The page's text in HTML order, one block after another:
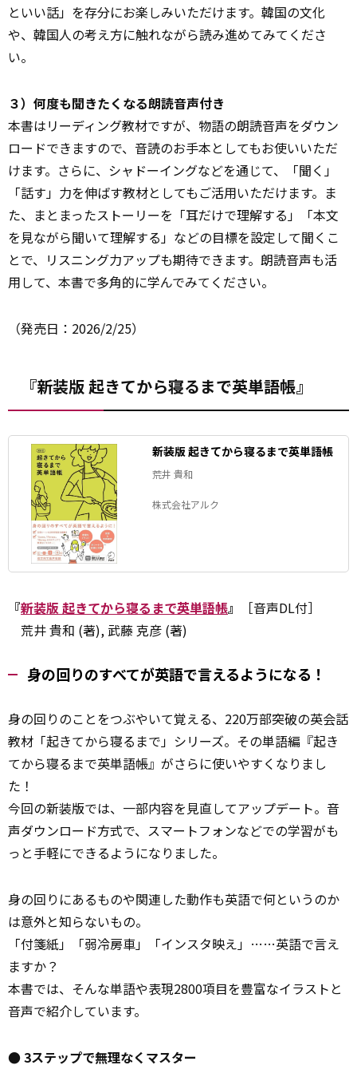
といい話」を存分にお楽しみいただけます。韓国の文化
や、韓国人の考え方に触れながら読み進めてみてくださ
い。
３）何度も聞きたくなる朗読音声付き
本書はリーディング教材ですが、物語の朗読音声をダウン
ロードできますので、音読のお手本としてもお使いいただ
けます。さらに、シャドーイングなどを通じて、「聞く」
「話す」力を伸ばす教材としてもご活用いただけます。ま
た、まとまったストーリーを「耳だけで理解する」「本文
を見ながら聞いて理解する」などの目標を設定して聞くこ
とで、リスニング力アップも期待できます。朗読音声も活
用して、本書で多角的に学んでみてください。
（発売日：2026/2/25）
『新装版 起きてから寝るまで英単語帳』
新装版 起きてから寝るまで英単語帳
荒井 貴和
株式会社アルク
『新装版 起きてから寝るまで英単語帳』
［音声DL付］
荒井 貴和 (著), 武藤 克彦 (著)
身の回りのすべてが英語で言えるようになる！
身の回りのことをつぶやいて覚える、220万部突破の英会話
教材「起きてから寝るまで」シリーズ。その単語編『起き
てから寝るまで英単語帳』がさらに使いやすくなりまし
た！
今回の新装版では、一部内容を見直してアップデート。音
声ダウンロード方式で、スマートフォンなどでの学習がも
っと手軽にできるようになりました。
身の回りにあるものや関連した動作も英語で何というのか
は意外と知らないもの。
「付箋紙」「弱冷房車」「インスタ映え」……英語で言え
ますか？
本書では、そんな単語や表現2800項目を豊富なイラストと
音声で紹介しています。
● 3ステップで無理なくマスター